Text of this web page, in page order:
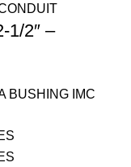
1/2″ –
BUSHING IMC